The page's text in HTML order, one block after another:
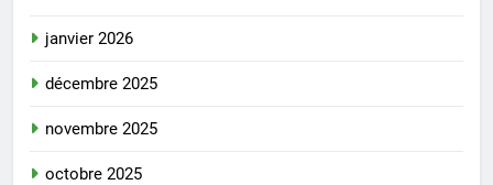
janvier 2026
décembre 2025
novembre 2025
octobre 2025